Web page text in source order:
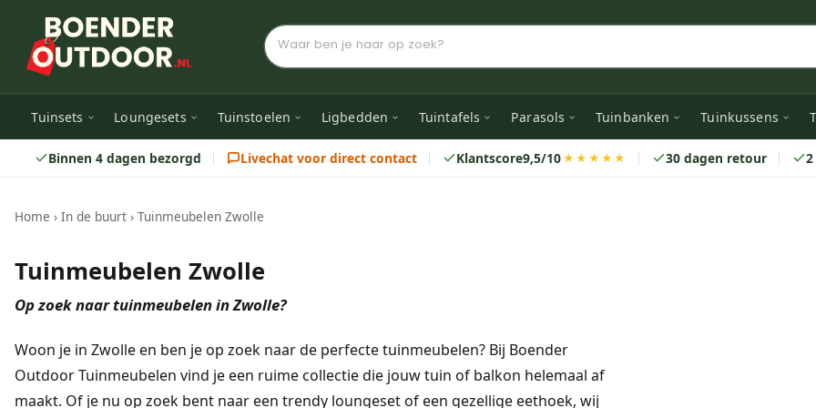
Tuinsets Loungesets Tuinstoelen Ligbedden Tuintafels Parasols Tuinbanken Tuinkussens
Binnen 4 dagen bezorgd Livechat voor direct contact Klantscore9,5/10★★★★★ 30 dagen retour
Home › In de buurt › Tuinmeubelen Zwolle
Tuinmeubelen Zwolle
Op zoek naar tuinmeubelen in Zwolle?
Woon je in Zwolle en ben je op zoek naar de perfecte tuinmeubelen? Bij Boender
Outdoor Tuinmeubelen vind je een ruime collectie die jouw tuin of balkon helemaal af
maakt. Of je nu op zoek bent naar een trendy loungeset of een gezellige eethoek, wij